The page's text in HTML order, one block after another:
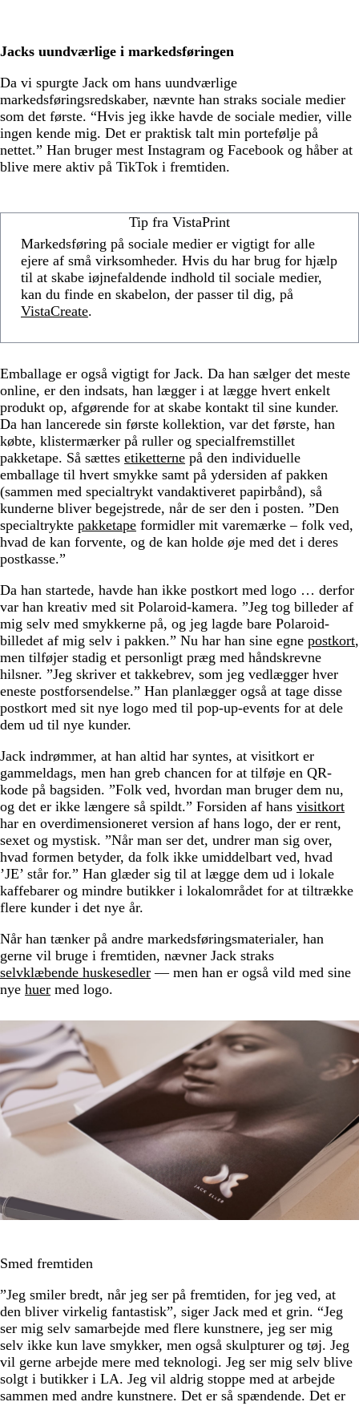
Jacks uundværlige i markedsføringen
Da vi spurgte Jack om hans uundværlige
markedsføringsredskaber, nævnte han straks sociale medier
som det første. “Hvis jeg ikke havde de sociale medier, ville
ingen kende mig. Det er praktisk talt min portefølje på
nettet.” Han bruger mest Instagram og Facebook og håber at
blive mere aktiv på TikTok i fremtiden.
Tip fra VistaPrint
Markedsføring på sociale medier er vigtigt for alle
ejere af små virksomheder. Hvis du har brug for hjælp
til at skabe iøjnefaldende indhold til sociale medier,
kan du finde en skabelon, der passer til dig, på
VistaCreate.
Emballage er også vigtigt for Jack. Da han sælger det meste
online, er den indsats, han lægger i at lægge hvert enkelt
produkt op, afgørende for at skabe kontakt til sine kunder.
Da han lancerede sin første kollektion, var det første, han
købte, klistermærker på ruller og specialfremstillet
pakketape. Så sættes etiketterne på den individuelle
emballage til hvert smykke samt på ydersiden af pakken
(sammen med specialtrykt vandaktiveret papirbånd), så
kunderne bliver begejstrede, når de ser den i posten. ”Den
specialtrykte pakketape formidler mit varemærke – folk ved,
hvad de kan forvente, og de kan holde øje med det i deres
postkasse.”
Da han startede, havde han ikke postkort med logo … derfor
var han kreativ med sit Polaroid-kamera. ”Jeg tog billeder af
mig selv med smykkerne på, og jeg lagde bare Polaroid-
billedet af mig selv i pakken.” Nu har han sine egne postkort,
men tilføjer stadig et personligt præg med håndskrevne
hilsner. ”Jeg skriver et takkebrev, som jeg vedlægger hver
eneste postforsendelse.” Han planlægger også at tage disse
postkort med sit nye logo med til pop-up-events for at dele
dem ud til nye kunder.
Jack indrømmer, at han altid har syntes, at visitkort er
gammeldags, men han greb chancen for at tilføje en QR-
kode på bagsiden. ”Folk ved, hvordan man bruger dem nu,
og det er ikke længere så spildt.” Forsiden af hans visitkort
har en overdimensioneret version af hans logo, der er rent,
sexet og mystisk. ”Når man ser det, undrer man sig over,
hvad formen betyder, da folk ikke umiddelbart ved, hvad
’JE’ står for.” Han glæder sig til at lægge dem ud i lokale
kaffebarer og mindre butikker i lokalområdet for at tiltrække
flere kunder i det nye år.
Når han tænker på andre markedsføringsmaterialer, han
gerne vil bruge i fremtiden, nævner Jack straks
selvklæbende huskesedler — men han er også vild med sine
nye huer med logo.
Smed fremtiden
”Jeg smiler bredt, når jeg ser på fremtiden, for jeg ved, at
den bliver virkelig fantastisk”, siger Jack med et grin. “Jeg
ser mig selv samarbejde med flere kunstnere, jeg ser mig
selv ikke kun lave smykker, men også skulpturer og tøj. Jeg
vil gerne arbejde mere med teknologi. Jeg ser mig selv blive
solgt i butikker i LA. Jeg vil aldrig stoppe med at arbejde
sammen med andre kunstnere. Det er så spændende. Det er